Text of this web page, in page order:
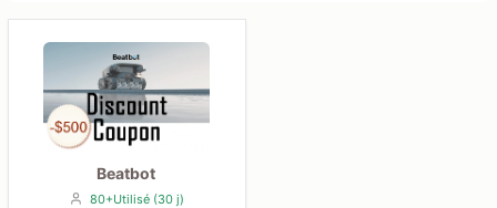
Beatbot
80+Utilisé (30 j)